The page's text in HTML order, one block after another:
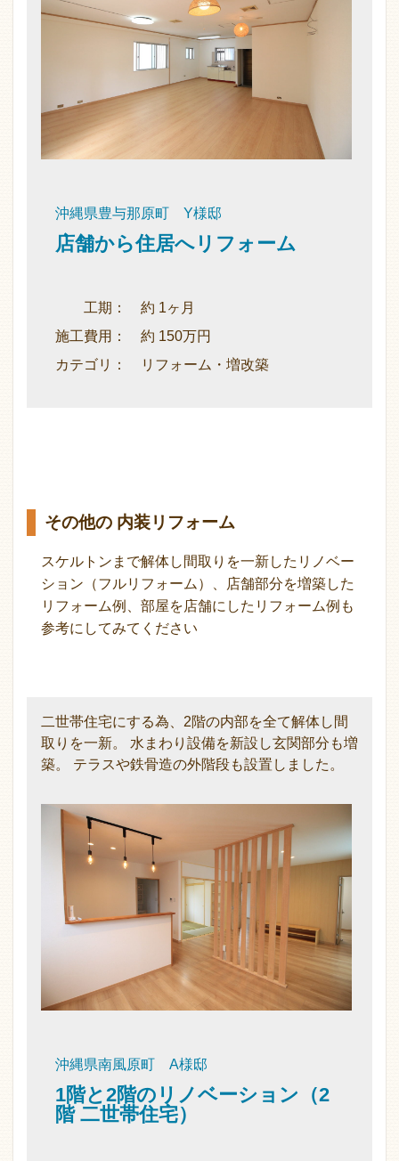
沖縄県豊与那原町 Y様邸
店舗から住居へリフォーム
工期： 約 1ヶ月
施工費用： 約 150万円
カテゴリ： リフォーム・増改築
その他の 内装リフォーム
スケルトンまで解体し間取りを一新したリノベー
ション（フルリフォーム）、店舗部分を増築した
リフォーム例、部屋を店舗にしたリフォーム例も
参考にしてみてください
二世帯住宅にする為、2階の内部を全て解体し間
取りを一新。 水まわり設備を新設し玄関部分も増
築。 テラスや鉄骨造の外階段も設置しました。
沖縄県南風原町 A様邸
1階と2階のリノベーション（2
階 二世帯住宅）